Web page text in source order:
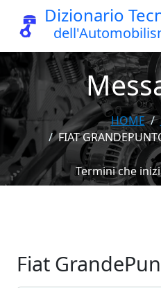
Dizionario
HOME
FIAT
Termini che
Fiat